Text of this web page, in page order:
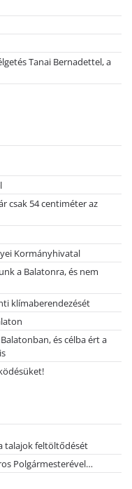
Tanai Bernadettel, a
csak 54 centiméter az
Kormányhivatal
a Balatonra, és nem
klímaberendezését
és célba ért a
talajok feltöltődését
Polgármesterével…